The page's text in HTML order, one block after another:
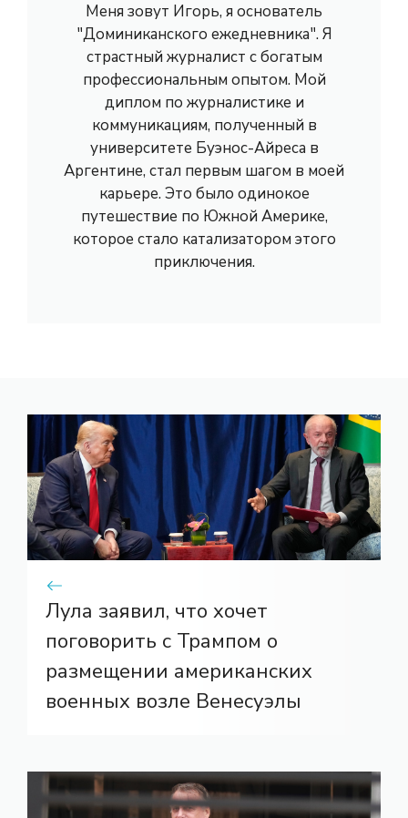
Меня зовут Игорь, я основатель
"Доминиканского ежедневника". Я
страстный журналист с богатым
профессиональным опытом. Мой
диплом по журналистике и
коммуникациям, полученный в
университете Буэнос-Айреса в
Аргентине, стал первым шагом в моей
карьере. Это было одинокое
путешествие по Южной Америке,
которое стало катализатором этого
приключения.
Лула заявил, что хочет
поговорить с Трампом о
размещении американских
военных возле Венесуэлы